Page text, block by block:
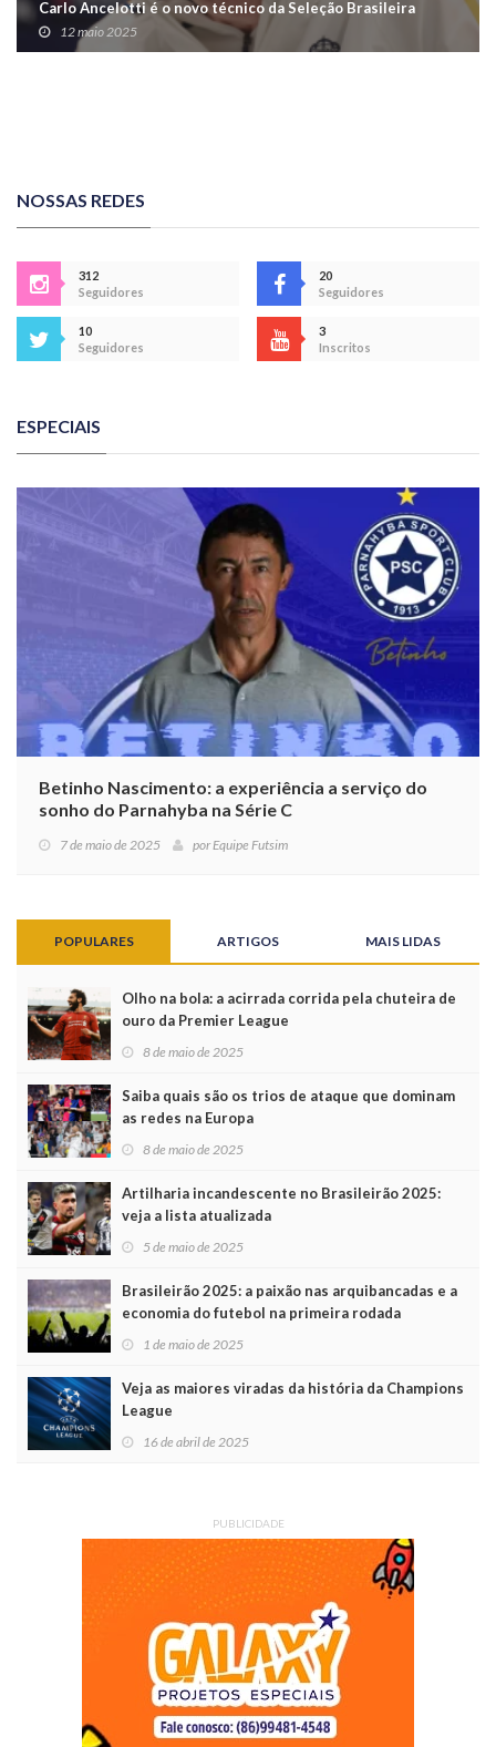
Carlo Ancelotti é o novo técnico da Seleção Brasileira
12 maio 2025
NOSSAS REDES
312
Seguidores
20
Seguidores
10
Seguidores
3
Inscritos
ESPECIAIS
Betinho Nascimento: a experiência a serviço do
sonho do Parnahyba na Série C
7 de maio de 2025 porEquipe Futsim
POPULARES ARTIGOS MAIS LIDAS
Olho na bola: a acirrada corrida pela chuteira de
ouro da Premier League
8 de maio de 2025
Saiba quais são os trios de ataque que dominam
as redes na Europa
8 de maio de 2025
Artilharia incandescente no Brasileirão 2025:
veja a lista atualizada
5 de maio de 2025
Brasileirão 2025: a paixão nas arquibancadas e a
economia do futebol na primeira rodada
1 de maio de 2025
Veja as maiores viradas da história da Champions
League
16 de abril de 2025
PUBLICIDADE